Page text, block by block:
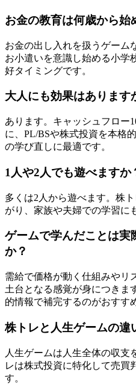
お金の教育は何歳から始
お金の出し入れを扱うゲーム
お小遣いを意識し始める小学
好タイミングです。
大人にも効果はあります
あります。キャッシュフロー
に、PL/BSや株式投資を本格
の学び直しに最適です。
1人や2人でも遊べますか
多くは2人から遊べます。株
がり、家族や夫婦での学習に
ゲームで学んだことは実
か？
需給で価格が動く仕組みやリ
土台となる感覚が身につきま
的情報で補完するのがおすす
株トレと人生ゲームの違
人生ゲームは人生全体の収支
レは株式投資に特化して売買
す。